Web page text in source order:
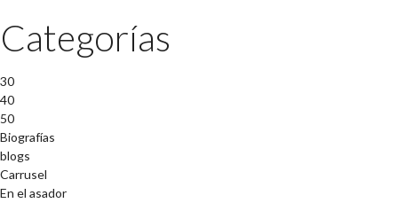
Categorías
30
40
50
Biografías
blogs
Carrusel
En el asador